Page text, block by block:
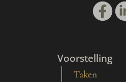
Voorstelling
Taken